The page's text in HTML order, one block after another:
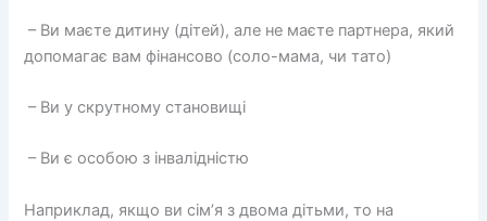
– Ви маєте дитину (дітей), але не маєте партнера, який
допомагає вам фінансово (соло-мама, чи тато)
– Ви у скрутному становищі
– Ви є особою з інвалідністю
Наприклад, якщо ви сім’я з двома дітьми, то на